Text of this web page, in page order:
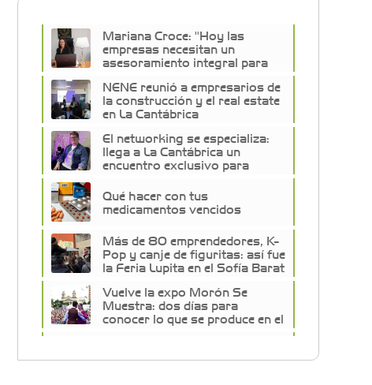
Mariana Croce: "Hoy las
empresas necesitan un
asesoramiento integral para
NENE reunió a empresarios de
la construcción y el real estate
en La Cantábrica
El networking se especializa:
llega a La Cantábrica un
encuentro exclusivo para
Qué hacer con tus
medicamentos vencidos
Más de 80 emprendedores, K-
Pop y canje de figuritas: así fue
la Feria Lupita en el Sofía Barat
Vuelve la expo Morón Se
Muestra: dos días para
conocer lo que se produce en el
Venezolano: Tequeños, la